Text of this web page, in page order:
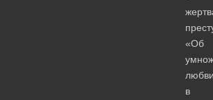
«Об
в